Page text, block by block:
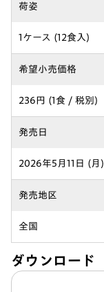
荷姿
1ケース (12食入)
希望小売価格
236円 (1食 / 税別)
発売日
2026年5月11日 (月)
発売地区
全国
ダウンロード